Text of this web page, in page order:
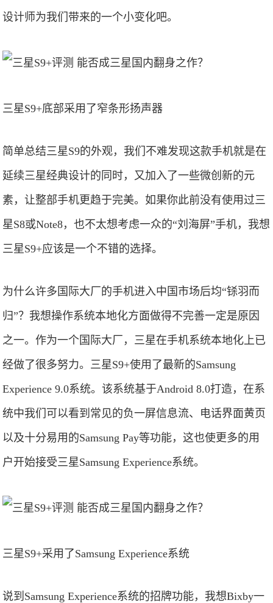
设计师为我们带来的一个小变化吧。
三星S9+底部采用了窄条形扬声器
简单总结三星S9的外观，我们不难发现这款手机就是在
延续三星经典设计的同时，又加入了一些微创新的元
素，让整部手机更趋于完美。如果你此前没有使用过三
星S8或Note8，也不太想考虑一众的“刘海屏”手机，我想
三星S9+应该是一个不错的选择。
为什么许多国际大厂的手机进入中国市场后均“铩羽而
归”？我想操作系统本地化方面做得不完善一定是原因
之一。作为一个国际大厂，三星在手机系统本地化上已
经做了很多努力。三星S9+使用了最新的Samsung
Experience 9.0系统。该系统基于Android 8.0打造，在系
统中我们可以看到常见的负一屏信息流、电话界面黄页
以及十分易用的Samsung Pay等功能，这也使更多的用
户开始接受三星Samsung Experience系统。
三星S9+采用了Samsung Experience系统
说到Samsung Experience系统的招牌功能，我想Bixby一